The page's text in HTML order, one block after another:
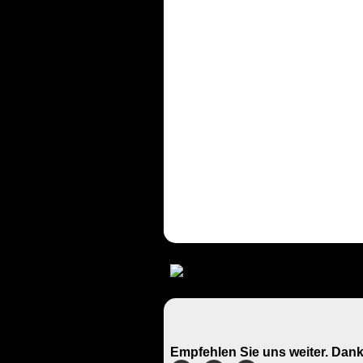
Empfehlen Sie uns weiter.